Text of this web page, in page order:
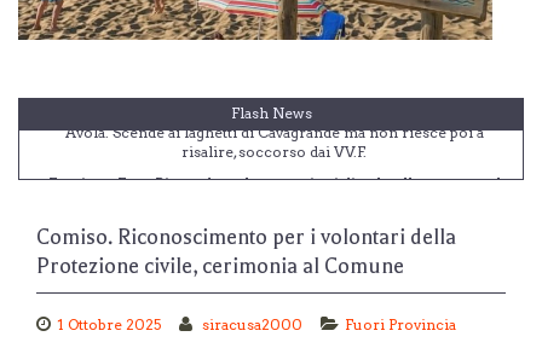
Flash News
Eruzione Etna. Riprendono le operazioni di volo, allerta sceso al
livello arancione
Siracusa. Finanziato il progetto di recupero naturalistico della
fascia costiera dell'Arenella
Vittoria. Niente falò in spiaggia a San Lorenzo e Ferragosto,
sicurezza e decoro
Comiso. Riconoscimento per i volontari della
Protezione civile, cerimonia al Comune
1 Ottobre 2025 siracusa2000 Fuori Provincia